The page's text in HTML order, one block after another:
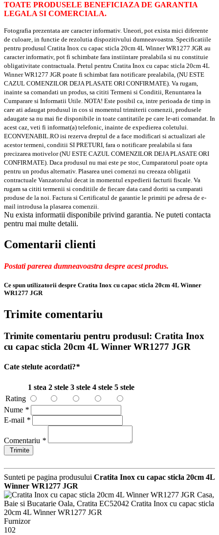
TOATE PRODUSELE BENEFICIAZA DE GARANTIA
LEGALA SI COMERCIALA.
Fotografia prezentata are caracter informativ. Uneori, pot exista mici diferente
de culoare, in functie de rezolutia dispozitivului dumneavoastra. Specificatiile
pentru produsul Cratita Inox cu capac sticla 20cm 4L Winner WR1277 JGR au
caracter informativ, pot fi schimbate fara instiintare prealabila si nu constituie
obligativitate contractuala. Pretul pentru Cratita Inox cu capac sticla 20cm 4L
Winner WR1277 JGR poate fi schimbat fara notificare prealabila, (NU ESTE
CAZUL COMENZILOR DEJA PLASATE ORI CONFIRMATE). Va rugam,
inainte sa comandati un produs, sa cititi Termeni si Conditii, Renuntarea la
Cumparare si Informatii Utile. NOTA! Este posibil ca, intre perioada de timp in
care ati adaugat produsul in cos si momentul trimiterii comenzii, produsele
adaugate sa nu mai fie disponibile in toate cantitatile pe care le-ati comandat. In
acest caz, veti fi informat(a) telefonic, inainte de expedierea coletului.
ECONVENABIL.RO isi rezerva dreptul de a face modificari si actualizari ale
acestor termeni, conditii SI PRETURI, fara o notificare prealabila si fara
precizarea motivelor (NU ESTE CAZUL COMENZILOR DEJA PLASATE ORI
CONFIRMATE). Daca produsul nu mai este pe stoc, Cumparatorul poate opta
pentru un produs alternativ. Plasarea unei comenzi nu creeaza obligatii
contractuale Vanzatorului decat in momentul expedierii facturii fiscale. Va
rugam sa cititi termenii si conditiile de fiecare data cand doriti sa cumparati
produse de la noi. Factura si Certificatul de garantie le primiti pe adresa de e-
mail introdusa la plasarea comenzii.
Nu exista informatii disponibile privind garantia. Ne puteti contacta
pentru mai multe detalii.
Comentarii clienti
Postati parerea dumneavoastra despre acest produs.
Ce spun utilizatorii despre Cratita Inox cu capac sticla 20cm 4L Winner
WR1277 JGR
Trimite comentariu
Trimite comentariu pentru produsul: Cratita Inox
cu capac sticla 20cm 4L Winner WR1277 JGR
Cate stelute acordati?*
1 stea 2 stele 3 stele 4 stele 5 stele
Rating
Nume *
E-mail *
Comentariu *
Trimite
Sunteti pe pagina produsului Cratita Inox cu capac sticla 20cm 4L
Winner WR1277 JGR
Casa,
Baie si Bucatarie Oala, Cratita EC52042 Cratita Inox cu capac sticla
20cm 4L Winner WR1277 JGR
Furnizor
102